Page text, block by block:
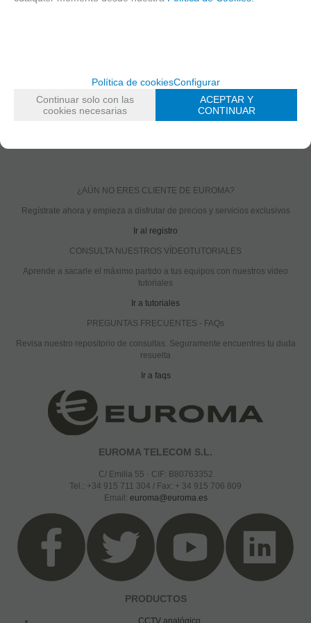
ETROVISION
¿AÚN NO ERES CLIENTE DE EUROMA?
Regístrate ahora y empieza a disfrutar de precios y servicios exclusivos
Ir al registro
CONSULTA NUESTROS VÍDEOTUTORIALES
Aprende a sacarle el máximo partido a tus equipos con nuestros video
tutoriales
Ir a tutoriales
PREGUNTAS FRECUENTES - FAQs
Revisa nuestro repositorio de consultas. Seguramente encuentres tu duda
resuelta
Ir a faqs
EUROMA TELECOM S.L.
C/ Emilia 55 · CIF: B80763352
Tel.: +34 915 711 304 / Fax: + 34 915 706 809
Email: euroma@euroma.es
PRODUCTOS
CCTV analógico
Política de cookiesConfigurar
Continuar solo con las
cookies necesarias
ACEPTAR Y
CONTINUAR